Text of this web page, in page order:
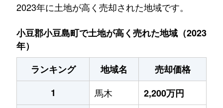
2023年に土地が高く売却された地域です。
小豆郡小豆島町で土地が高く売れた地域（2023
年）
ランキング
地域名
売却価格
1
馬木
2,200万円